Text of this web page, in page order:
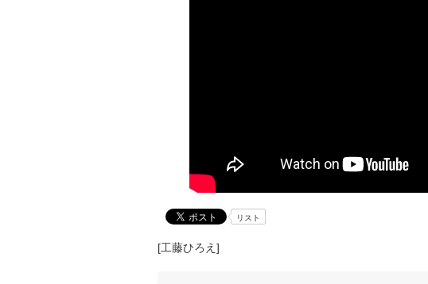
リスト
[工藤ひろえ]